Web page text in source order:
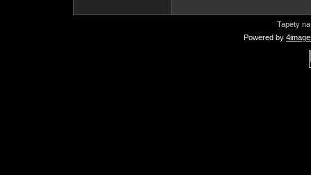
Tapety
Powered by